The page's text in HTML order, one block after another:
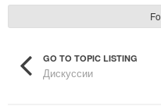
GO TO TOPIC LISTING
Дискуссии